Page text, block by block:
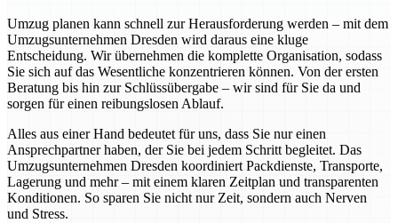
Umzug planen kann schnell zur Herausforderung werden – mit dem
Umzugsunternehmen Dresden wird daraus eine kluge
Entscheidung. Wir übernehmen die komplette Organisation, sodass
Sie sich auf das Wesentliche konzentrieren können. Von der ersten
Beratung bis hin zur Schlüssübergabe – wir sind für Sie da und
sorgen für einen reibungslosen Ablauf.
Alles aus einer Hand bedeutet für uns, dass Sie nur einen
Ansprechpartner haben, der Sie bei jedem Schritt begleitet. Das
Umzugsunternehmen Dresden koordiniert Packdienste, Transporte,
Lagerung und mehr – mit einem klaren Zeitplan und transparenten
Konditionen. So sparen Sie nicht nur Zeit, sondern auch Nerven
und Stress.